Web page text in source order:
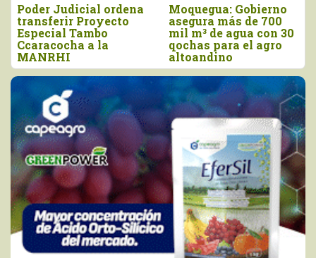
Judicial ordena
Proyecto
Tambo
a la
Moquegua: Gobierno
asegura más de 700
mil m³ de agua con 30
qochas para el agro
altoandino
La